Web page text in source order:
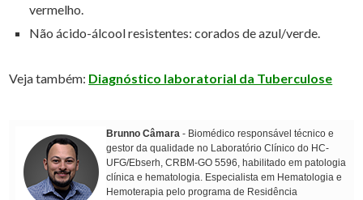
vermelho.
Não ácido-álcool resistentes: corados de azul/verde.
Veja também: Diagnóstico laboratorial da Tuberculose
Brunno Câmara - Biomédico responsável técnico e
gestor da qualidade no Laboratório Clínico do HC-
UFG/Ebserh, CRBM-GO 5596, habilitado em patologia
clínica e hematologia. Especialista em Hematologia e
Hemoterapia pelo programa de Residência